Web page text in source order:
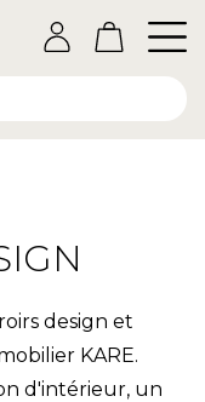
design et
KARE.
d'intérieur, un